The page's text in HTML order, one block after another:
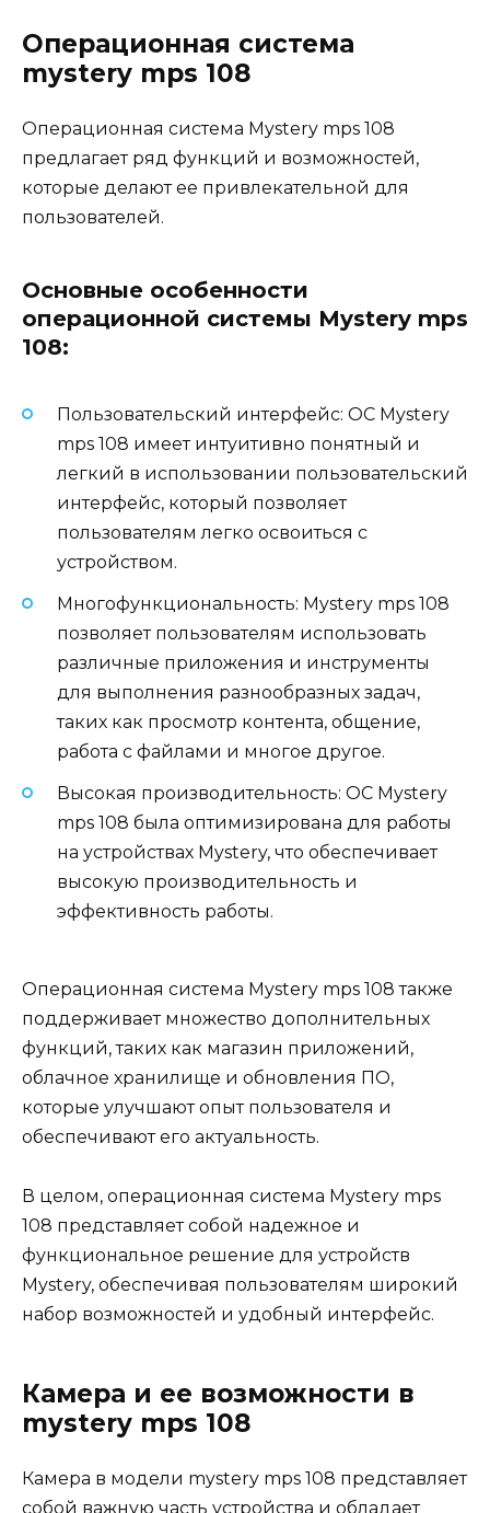
Операционная система
mystery mps 108
Операционная система Mystery mps 108
предлагает ряд функций и возможностей,
которые делают ее привлекательной для
пользователей.
Основные особенности
операционной системы Mystery mps
108:
Пользовательский интерфейс: ОС Mystery
mps 108 имеет интуитивно понятный и
легкий в использовании пользовательский
интерфейс, который позволяет
пользователям легко освоиться с
устройством.
Многофункциональность: Mystery mps 108
позволяет пользователям использовать
различные приложения и инструменты
для выполнения разнообразных задач,
таких как просмотр контента, общение,
работа с файлами и многое другое.
Высокая производительность: ОС Mystery
mps 108 была оптимизирована для работы
на устройствах Mystery, что обеспечивает
высокую производительность и
эффективность работы.
Операционная система Mystery mps 108 также
поддерживает множество дополнительных
функций, таких как магазин приложений,
облачное хранилище и обновления ПО,
которые улучшают опыт пользователя и
обеспечивают его актуальность.
В целом, операционная система Mystery mps
108 представляет собой надежное и
функциональное решение для устройств
Mystery, обеспечивая пользователям широкий
набор возможностей и удобный интерфейс.
Камера и ее возможности в
mystery mps 108
Камера в модели mystery mps 108 представляет
собой важную часть устройства и обладает